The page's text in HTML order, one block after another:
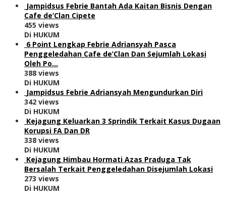
Jampidsus Febrie Bantah Ada Kaitan Bisnis Dengan
Cafe de’Clan Cipete
455 views
Di HUKUM
6 Point Lengkap Febrie Adriansyah Pasca
Penggeledahan Cafe de’Clan Dan Sejumlah Lokasi
Oleh Po…
388 views
Di HUKUM
Jampidsus Febrie Adriansyah Mengundurkan Diri
342 views
Di HUKUM
Kejagung Keluarkan 3 Sprindik Terkait Kasus Dugaan
Korupsi FA Dan DR
338 views
Di HUKUM
Kejagung Himbau Hormati Azas Praduga Tak
Bersalah Terkait Penggeledahan Disejumlah Lokasi
273 views
Di HUKUM